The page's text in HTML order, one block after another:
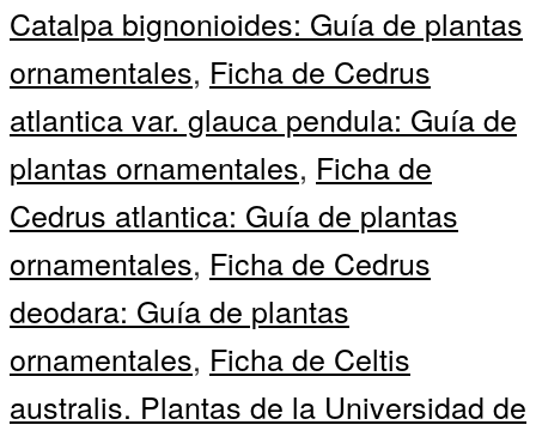
Catalpa bignonioides: Guía de plantas
ornamentales, Ficha de Cedrus
atlantica var. glauca pendula: Guía de
plantas ornamentales, Ficha de
Cedrus atlantica: Guía de plantas
ornamentales, Ficha de Cedrus
deodara: Guía de plantas
ornamentales, Ficha de Celtis
australis. Plantas de la Universidad de